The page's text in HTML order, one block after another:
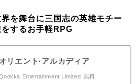
を舞台に三国志の英雄モチー
するお手軽RPG
オリエント·アルカディア
Entertainment Limited 無料